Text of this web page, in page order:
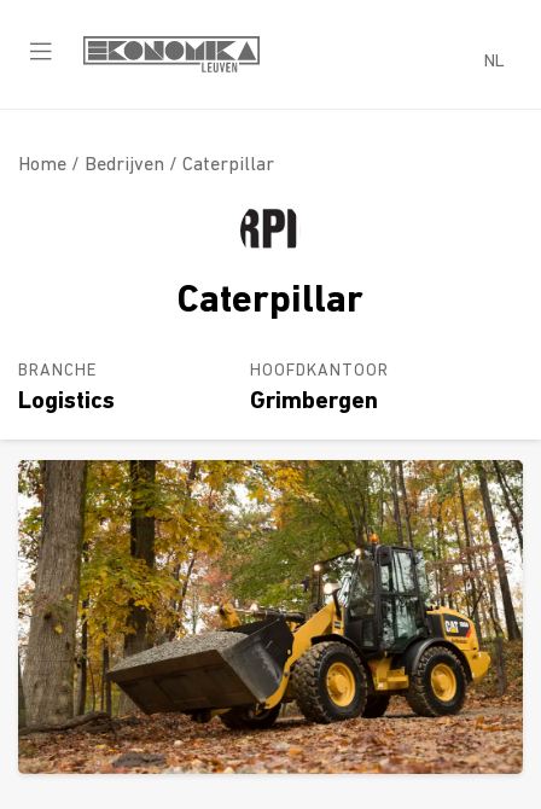
NL
Home / Bedrijven / Caterpillar
Caterpillar
BRANCHE
Logistics
HOOFDKANTOOR
Grimbergen